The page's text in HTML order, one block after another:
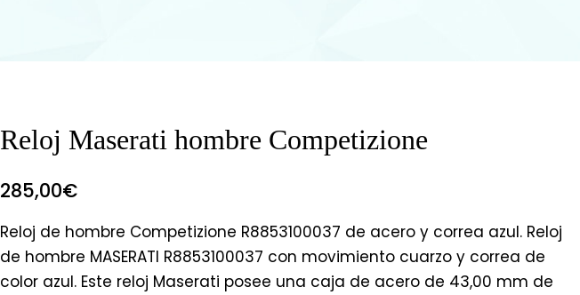
Reloj Maserati hombre Competizione
285,00€
Reloj de hombre Competizione R8853100037 de acero y correa azul. Reloj
de hombre MASERATI R8853100037 con movimiento cuarzo y correa de
color azul. Este reloj Maserati posee una caja de acero de 43,00 mm de